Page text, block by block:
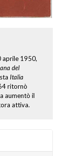
aprile 1950,
del
Italia
ritornò
aumentò il
attiva.